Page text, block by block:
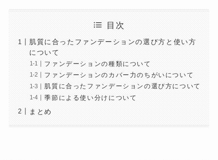
目次
肌質に合ったファンデーションの選び方と使い方
について
ファンデーションの種類について
ファンデーションのカバー力のちがいについて
肌質に合ったファンデーションの選び方について
季節による使い分けについて
まとめ